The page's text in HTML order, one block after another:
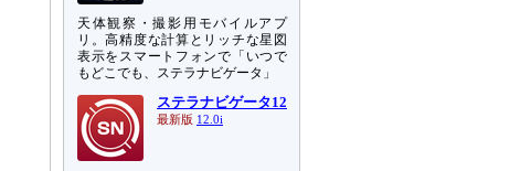
天体観察・撮影用モバイルアプ
リ。高精度な計算とリッチな星図
表示をスマートフォンで「いつで
もどこでも、ステラナビゲータ」
ステラナビゲータ12
最新版 12.0i